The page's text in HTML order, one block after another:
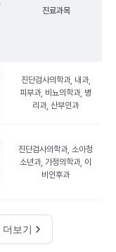
진료과목
진단검사의학과, 내과,
피부과, 비뇨의학과, 병
리과, 산부인과
진단검사의학과, 소아청
소년과, 가정의학과, 이
비인후과
보기